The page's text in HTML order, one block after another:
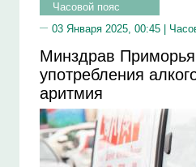
Часовой пояс
03 Января 2025, 00:45 |
Минздрав
употребления
аритмия